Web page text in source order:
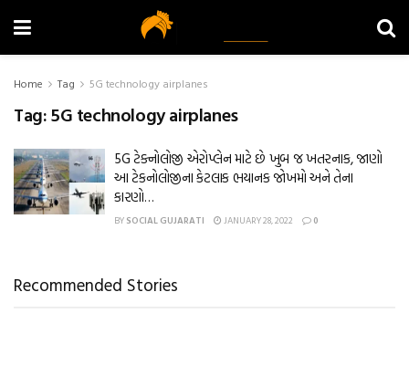
Home Tag 5G technology airplanes
Tag:5G technology airplanes
5G ટેક્નોલોજી એરોપ્લેન માટે છે ખુબ જ ખતરનાક, જાણો
આ ટેકનોલોજીના કેટલાક ભયાનક જોખમો અને તેના
કારણો…
BY SOCIAL GUJARATI JANUARY 28, 2022 0
Recommended Stories